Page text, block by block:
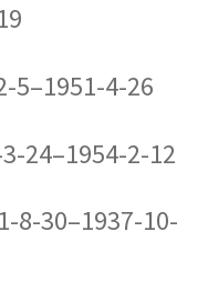
の先駆者】
な概念として排他
発見】
5–1951-4-26
24–1954-2-12
8-30–1937-10-